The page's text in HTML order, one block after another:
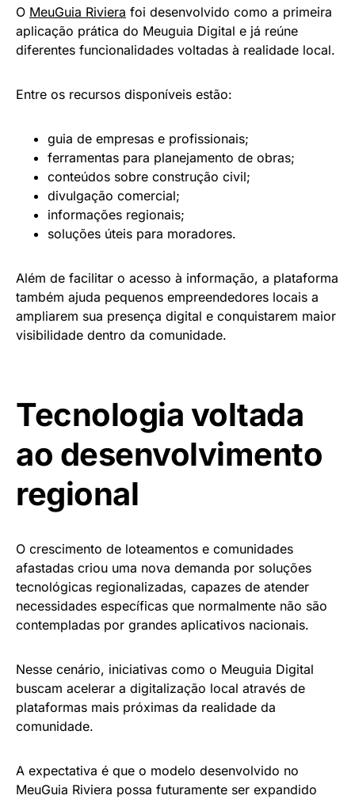
O MeuGuia Riviera foi desenvolvido como a primeira
aplicação prática do Meuguia Digital e já reúne
diferentes funcionalidades voltadas à realidade local.
Entre os recursos disponíveis estão:
guia de empresas e profissionais;
ferramentas para planejamento de obras;
conteúdos sobre construção civil;
divulgação comercial;
informações regionais;
soluções úteis para moradores.
Além de facilitar o acesso à informação, a plataforma
também ajuda pequenos empreendedores locais a
ampliarem sua presença digital e conquistarem maior
visibilidade dentro da comunidade.
Tecnologia voltada
ao desenvolvimento
regional
O crescimento de loteamentos e comunidades
afastadas criou uma nova demanda por soluções
tecnológicas regionalizadas, capazes de atender
necessidades específicas que normalmente não são
contempladas por grandes aplicativos nacionais.
Nesse cenário, iniciativas como o Meuguia Digital
buscam acelerar a digitalização local através de
plataformas mais próximas da realidade da
comunidade.
A expectativa é que o modelo desenvolvido no
MeuGuia Riviera possa futuramente ser expandido